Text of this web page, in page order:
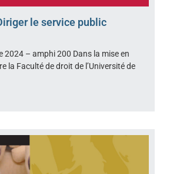
le service public
2024 – amphi 200 Dans la mise en
la Faculté de droit de l’Université de